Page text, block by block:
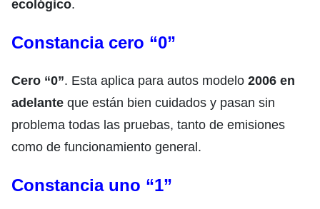
ecológico.
Constancia cero “0”
Cero “0”. Esta aplica para autos modelo 2006 en
adelante que están bien cuidados y pasan sin
problema todas las pruebas, tanto de emisiones
como de funcionamiento general.
Constancia uno “1”